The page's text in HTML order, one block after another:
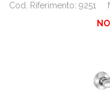
Cod. Riferimento: 9251